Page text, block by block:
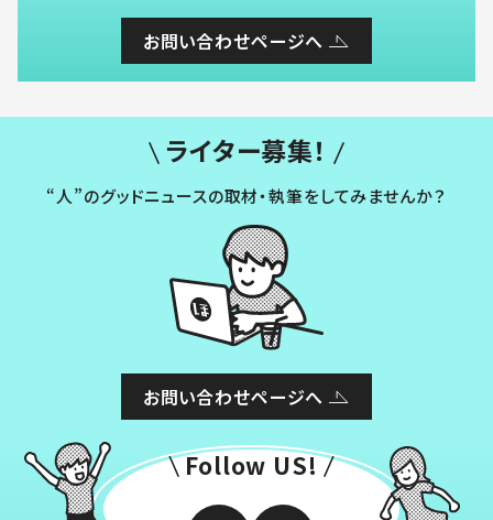
お問い合わせページへ
ライター募集！
“人”のグッドニュースの取材・執筆をしてみませんか？
お問い合わせページへ
Follow US!